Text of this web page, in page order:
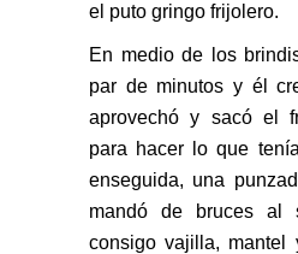
el puto gringo frijolero.
En medio de los
par de minutos y él
aprovechó y sacó el
para hacer lo que
enseguida, una
mandó de bruces al
consigo vajilla, mantel